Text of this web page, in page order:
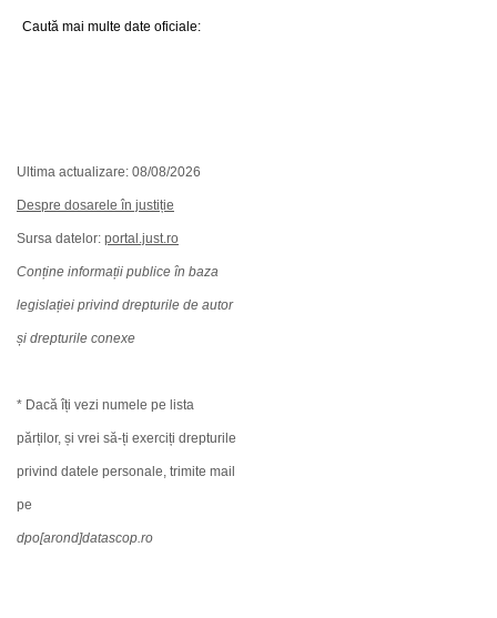
Caută mai multe date oficiale:
Ultima actualizare: 08/08/2026
Despre dosarele în justiție
Sursa datelor: portal.just.ro
Conține informații publice în baza
legislației privind drepturile de autor
și drepturile conexe
* Dacă îți vezi numele pe lista
părților, și vrei să-ți exerciți drepturile
privind datele personale, trimite mail
pe
dpo[arond]datascop.ro